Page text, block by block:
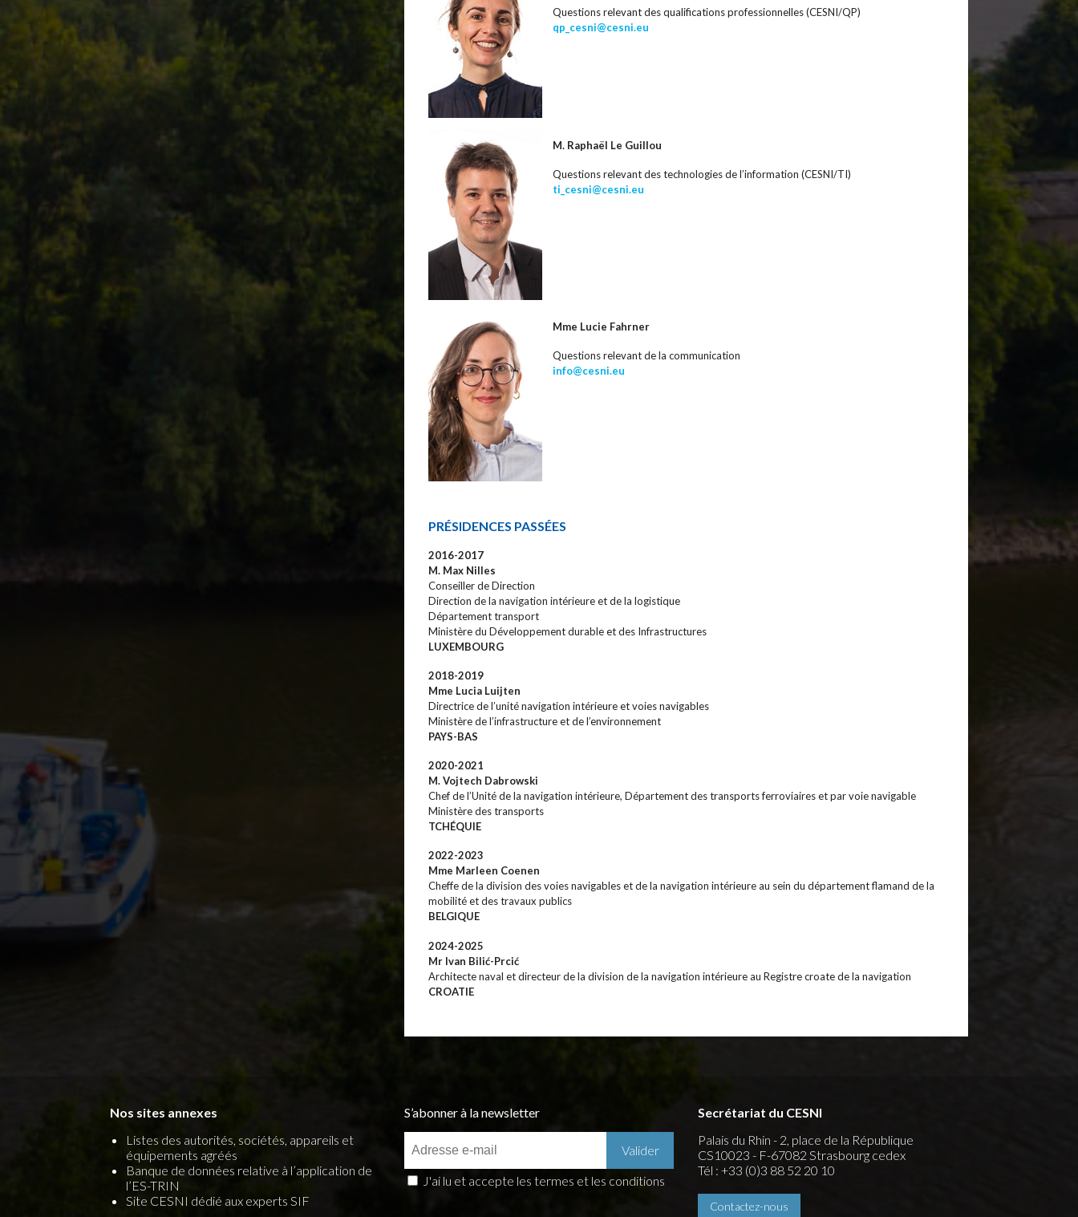
Questions relevant des qualifications professionnelles (CESNI/QP)
qp_cesni@cesni.eu
M. Raphaël Le Guillou
Questions relevant des technologies de l’information (CESNI/TI)
ti_cesni@cesni.eu
Mme Lucie Fahrner
Questions relevant de la communication
info@cesni.eu
PRÉSIDENCES PASSÉES
2016-2017
M. Max Nilles
Conseiller de Direction
Direction de la navigation intérieure et de la logistique
Département transport
Ministère du Développement durable et des Infrastructures
LUXEMBOURG
2018-2019
Mme Lucia Luijten
Directrice de l’unité navigation intérieure et voies navigables
Ministère de l’infrastructure et de l’environnement
PAYS-BAS
2020-2021
M. Vojtech Dabrowski
Chef de l’Unité de la navigation intérieure, Département des transports ferroviaires et par voie navigable
Ministère des transports
TCHÉQUIE
2022-2023
Mme Marleen Coenen
Cheffe de la division des voies navigables et de la navigation intérieure au sein du département flamand de la
mobilité et des travaux publics
BELGIQUE
2024-2025
Mr Ivan Bilić-Prcić
Architecte naval et directeur de la division de la navigation intérieure au Registre croate de la navigation
CROATIE
Nos sites annexes
Listes des autorités, sociétés, appareils et
équipements agréés
Banque de données relative à l’application de
l’ES-TRIN
Site CESNI dédié aux experts SIF
S’abonner à la newsletter
J'ai lu et accepte les termes et les conditions
Secrétariat du CESNI
Palais du Rhin - 2, place de la République
CS10023 - F-67082 Strasbourg cedex
Tél : +33 (0)3 88 52 20 10
Contactez-nous